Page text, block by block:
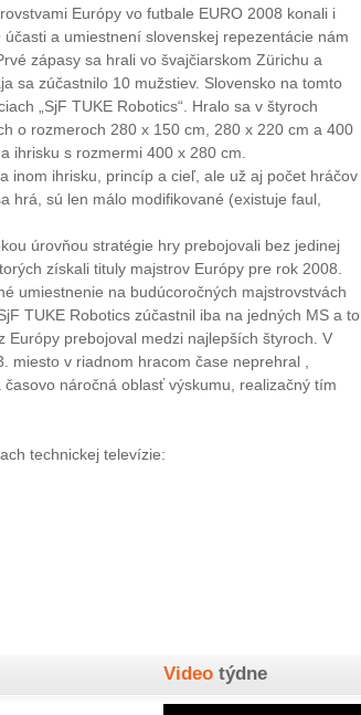
Európy vo futbale EURO 2008 konali i
a umiestnení slovenskej repezentácie nám
zápasy sa hrali vo švajčiarskom Zürichu a
sa zúčastnilo 10 mužstiev. Slovensko na tomto
„SjF TUKE Robotics“. Hralo sa v štyroch
o rozmeroch 280 x 150 cm, 280 x 220 cm a 400
ihrisku s rozmermi 400 x 280 cm.
inom ihrisku, princíp a cieľ, ale už aj počet hráčov
hrá, sú len málo modifikované (existuje faul,
úrovňou stratégie hry prebojovali bez jedinej
získali tituly majstrov Európy pre rok 2008.
umiestnenie na budúcoročných majstrovstvách
TUKE Robotics zúčastnil iba na jedných MS a to
prebojoval medzi najlepších štyroch. V
v riadnom hracom čase neprehral ,
náročná oblasť výskumu, realizačný tím
technickej televízie:
Video týdne